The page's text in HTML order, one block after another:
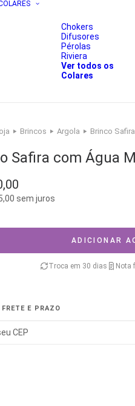
Chokers
Difusores
Pérolas
Riviera
Ver todos os
Colares
Brincos Argola Brinco
Safira com Água
sem juros
ADICIONAR
Troca em 30 dias Nota
E PRAZO